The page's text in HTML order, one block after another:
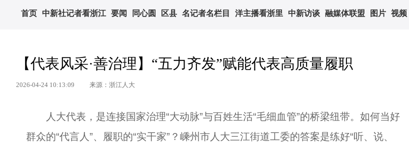
首页 中新社记者看浙江 要闻 同心圆 区县 名记者名栏目 洋主播看浙里 中新访谈 融媒体联盟 图片 视频
【代表风采·善治理】“五力齐发”赋能代表高质量履职
2026-04-24 10:13:09 来源：浙江人大
人大代表，是连接国家治理“大动脉”与百姓生活“毛细血管”的桥梁纽带。如何当好
群众的“代言人”、履职的“实干家”？嵊州市人大三江街道工委的答案是练好“听、说、